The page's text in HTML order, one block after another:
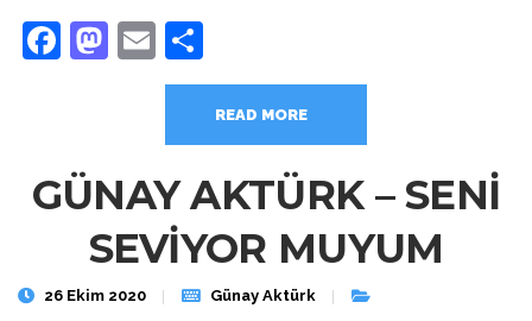
Facebook
Mastodon
Email
READ MORE
GÜNAY AKTÜRK – SENİ
SEVİYOR MUYUM
26 Ekim 2020
Günay Aktürk